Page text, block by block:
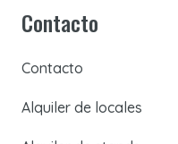
Contacto
Contacto
Alquiler de locales